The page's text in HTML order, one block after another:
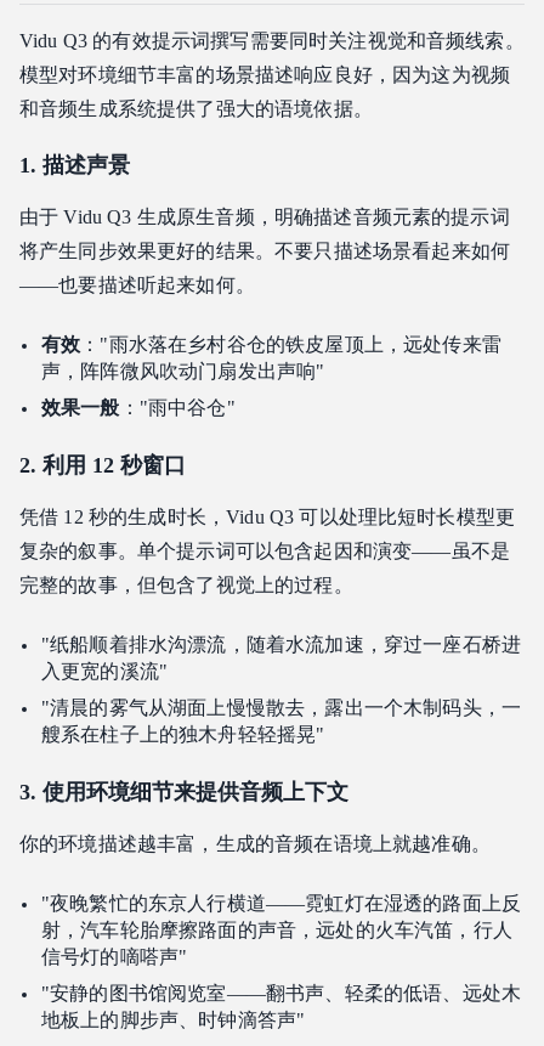
Vidu Q3 的有效提示词撰写需要同时关注视觉和音频线索。
模型对环境细节丰富的场景描述响应良好，因为这为视频
和音频生成系统提供了强大的语境依据。
1. 描述声景
由于 Vidu Q3 生成原生音频，明确描述音频元素的提示词
将产生同步效果更好的结果。不要只描述场景看起来如何
——也要描述听起来如何。
有效 ："雨水落在乡村谷仓的铁皮屋顶上，远处传来雷
声，阵阵微风吹动门扇发出声响"
效果一般 ："雨中谷仓"
2. 利用 12 秒窗口
凭借 12 秒的生成时长，Vidu Q3 可以处理比短时长模型更
复杂的叙事。单个提示词可以包含起因和演变——虽不是
完整的故事，但包含了视觉上的过程。
"纸船顺着排水沟漂流，随着水流加速，穿过一座石桥进
入更宽的溪流"
"清晨的雾气从湖面上慢慢散去，露出一个木制码头，一
艘系在柱子上的独木舟轻轻摇晃"
3. 使用环境细节来提供音频上下文
你的环境描述越丰富，生成的音频在语境上就越准确。
"夜晚繁忙的东京人行横道——霓虹灯在湿透的路面上反
射，汽车轮胎摩擦路面的声音，远处的火车汽笛，行人
信号灯的嘀嗒声"
"安静的图书馆阅览室——翻书声、轻柔的低语、远处木
地板上的脚步声、时钟滴答声"